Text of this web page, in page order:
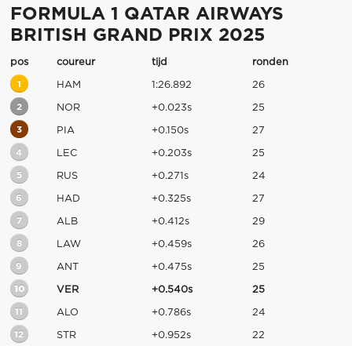
FORMULA 1 QATAR AIRWAYS
BRITISH GRAND PRIX 2025
pos coureur tijd ronden
1 HAM 1:26.892 26
2 NOR +0.023s 25
3 PIA +0.150s 27
4 LEC +0.203s 25
5 RUS +0.271s 24
6 HAD +0.325s 27
7 ALB +0.412s 29
8 LAW +0.459s 26
9 ANT +0.475s 25
10 VER +0.540s 25
11 ALO +0.786s 24
12 STR +0.952s 22